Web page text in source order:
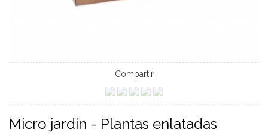
Compartir
Micro jardín - Plantas enlatadas